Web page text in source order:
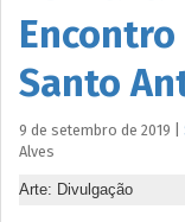
Santo
9 de setembro de 2019
Alves
Arte: Divulgação